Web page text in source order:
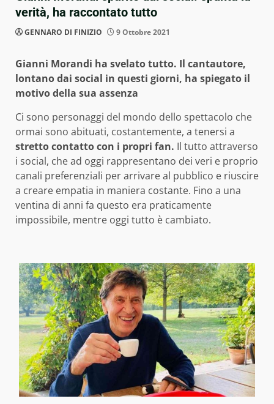
verità, ha raccontato tutto
GENNARO DI FINIZIO 9 Ottobre 2021
Gianni Morandi ha svelato tutto. Il cantautore,
lontano dai social in questi giorni, ha spiegato il
motivo della sua assenza
Ci sono personaggi del mondo dello spettacolo che
ormai sono abituati, costantemente, a tenersi a
stretto contatto con i propri fan. Il tutto attraverso
i social, che ad oggi rappresentano dei veri e proprio
canali preferenziali per arrivare al pubblico e riuscire
a creare empatia in maniera costante. Fino a una
ventina di anni fa questo era praticamente
impossibile, mentre oggi tutto è cambiato.